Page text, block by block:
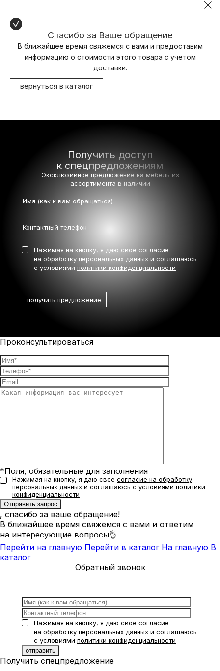
Спасибо за Ваше обращение
В ближайшее время свяжемся с вами и предоставим
информацию о стоимости этого товара с учетом
доставки.
вернуться в каталог
Получить доступ
к спецпредложениям
Эксклюзивное предложение на мебель из
ассортимента в наличии
Нажимая на кнопку, я даю свое согласие
на обработку персональных данных и соглашаюсь
с условиями политики конфиденциальности
Проконсультироваться
*Поля, обязательные для заполнения
Нажимая на кнопку, я даю свое согласие на обработку
персональных данных и соглашаюсь с условиями политики
конфиденциальности
, спасибо за ваше обращение!
В ближайшее время свяжемся с вами и ответим
на интересующие вопросы👌
Перейти на главную Перейти в каталог На главную В
каталог
Обратный звонок
Нажимая на кнопку, я даю свое согласие
на обработку персональных данных и соглашаюсь
с условиями политики конфиденциальности
Получить спецпредложение